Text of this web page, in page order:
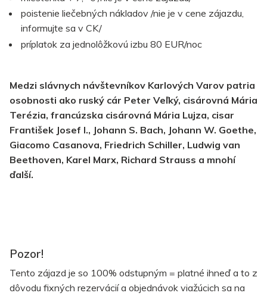
poistenie liečebných nákladov /nie je v cene zájazdu,
informujte sa v CK/
príplatok za jednolôžkovú izbu 80 EUR/noc
Medzi slávnych návštevníkov Karlových Varov patria
osobnosti ako ruský cár Peter Veľký, cisárovná Mária
Terézia, francúzska cisárovná Mária Lujza, cisar
František Josef I., Johann S. Bach, Johann W. Goethe,
Giacomo Casanova, Friedrich Schiller, Ludwig van
Beethoven, Karel Marx, Richard Strauss a mnohí
ďalší.
Pozor!
Tento zájazd je so 100% odstupným = platné ihneď a to z
dôvodu fixných rezervácií a objednávok viažúcich sa na